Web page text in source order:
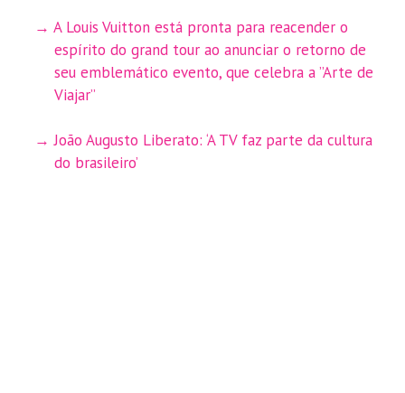
A Louis Vuitton está pronta para reacender o
espírito do grand tour ao anunciar o retorno de
seu emblemático evento, que celebra a ”Arte de
Viajar”
João Augusto Liberato: ‘A TV faz parte da cultura
do brasileiro’